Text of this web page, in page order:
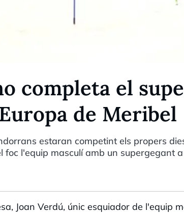
completa el
de Meribel
estaran competint els propers
foc l'equip masculí amb un supergegant
Joan Verdú, únic esquiador de l'equip